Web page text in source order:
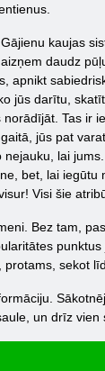
kaujas
daudz
apnikt
jūs darītu,
Tas ir
jūs pat
lai
bet, lai
Visi šie
Bez tam,
sekot
un drīz